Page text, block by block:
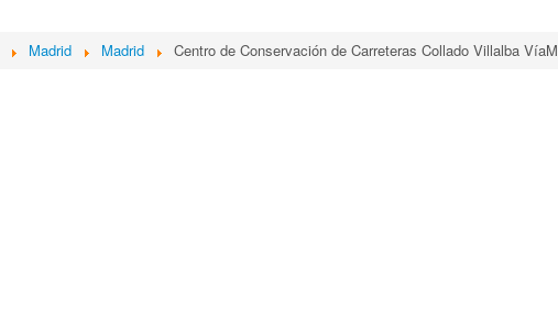
Madrid Madrid Centro de Conservación de Carreteras Collado Villalba VíaM